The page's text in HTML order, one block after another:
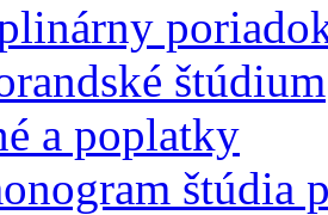
štúdium
a poplatky
štúdia